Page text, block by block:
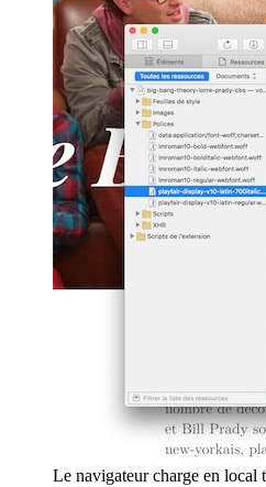
Le navigateur charge en local